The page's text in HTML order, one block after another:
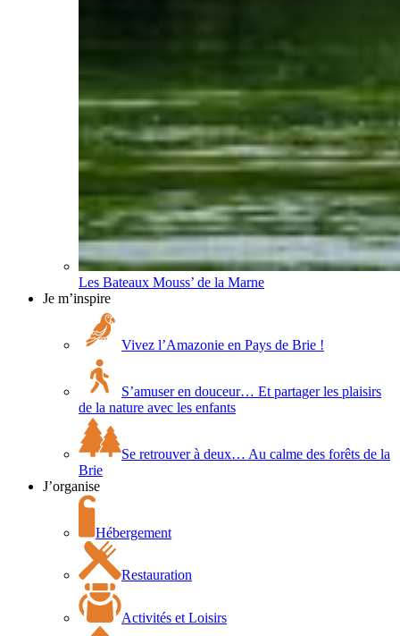
Les Bateaux Mouss’ de la Marne
Je m’inspire
Vivez l’Amazonie en Pays de Brie !
S’amuser en douceur… Et partager les plaisirs
de la nature avec les enfants
Se retrouver à deux… Au calme des forêts de la
Brie
J’organise
Hébergement
Restauration
Activités et Loisirs